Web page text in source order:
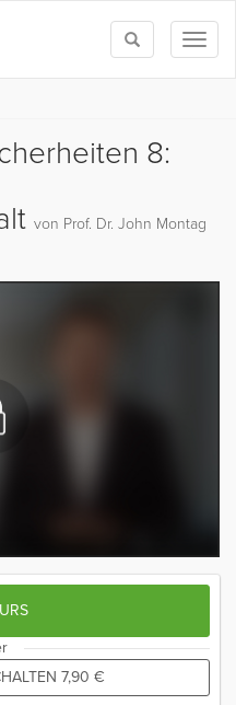
Toggle
search
8:
von Prof. Dr. John Montag
7,90 €